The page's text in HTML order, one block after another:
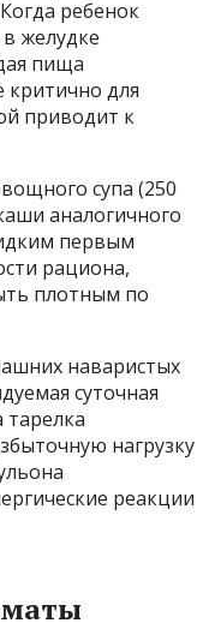
ребенок
желудке
пища
критично для
приводит к
супа (250
аналогичного
первым
рациона,
плотным по
наваристых
суточная
тарелка
нагрузку
реакции